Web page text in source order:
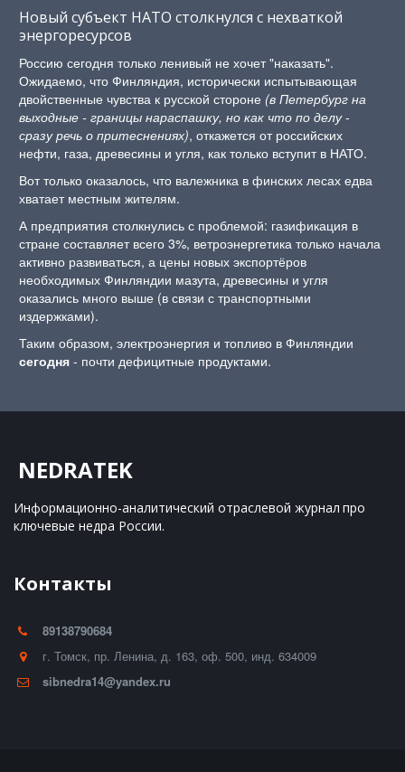
Новый субъект НАТО столкнулся с нехваткой
энергоресурсов
Россию сегодня только ленивый не хочет "наказать".
Ожидаемо, что Финляндия, исторически испытывающая
двойственные чувства к русской стороне (в Петербург на
выходные - границы нараспашку, но как что по делу -
сразу речь о притеснениях), откажется от российских
нефти, газа, древесины и угля, как только вступит в НАТО.
Вот только оказалось, что валежника в финских лесах едва
хватает местным жителям.
А предприятия столкнулись с проблемой: газификация в
стране составляет всего 3%, ветроэнергетика только начала
активно развиваться, а цены новых экспортёров
необходимых Финляндии мазута, древесины и угля
оказались много выше (в связи с транспортными
издержками).
Таким образом, электроэнергия и топливо в Финляндии
сегодня - почти дефицитные продуктами.
NEDRATEK
Информационно-аналитический отраслевой журнал про
ключевые недра России.
Контакты
89138790684
г. Томск, пр. Ленина, д. 163, оф. 500, инд. 634009
sibnedra14@yandex.ru